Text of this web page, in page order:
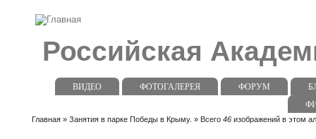
Российская
ВИДЕО ФОТОГАЛЕРЕЯ ФОРУМ
Главная » Занятия в парке Победы в Крыму. » Всего 46 изображений в этом